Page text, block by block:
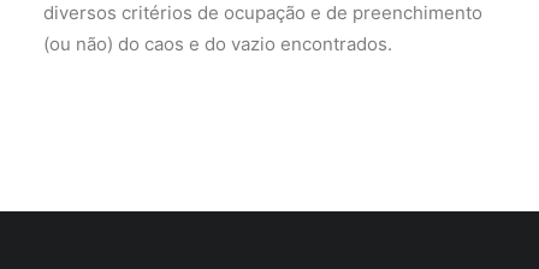
diversos critérios de ocupação e de preenchimento
(ou não) do caos e do vazio encontrados.